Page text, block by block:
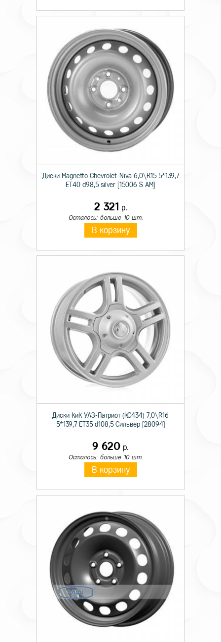
Диски Magnetto Chevrolet-Niva 6,0\R15 5*139,7
ET40 d98,5 silver [15006 S AM]
2 321 р.
Осталось: больше 10 шт.
В корзину
Диски КиК УАЗ-Патриот (КС434) 7,0\R16
5*139,7 ET35 d108,5 Сильвер [28094]
9 620 р.
Осталось: больше 10 шт.
В корзину